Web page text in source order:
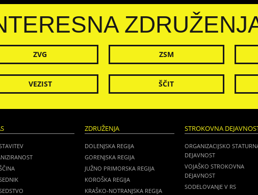
ZVG ZSM
VEZIST ŠČIT
ZDRUŽENJA
DOLENJSKA REGIJA
GORENJSKA REGIJA
JUŽNO PRIMORSKA REGIJA
KOROŠKA REGIJA
KRAŠKO-NOTRANJSKA REGIJA
STROKOVNA
ORGANIZACIJSKO
DEJAVNOST
VOJAŠKO STROKOVNA
DEJAVNOST
SODELOVANJE V RS